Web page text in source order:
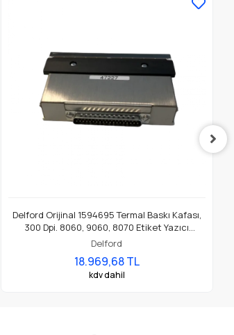
Delford Orijinal 1594695 Termal Baskı Kafası,
300 Dpi. 8060, 9060, 8070 Etiket Yazıcı
(Thickfilm) İçin Uygundur.
Delford
18.969,68 TL
kdv dahil